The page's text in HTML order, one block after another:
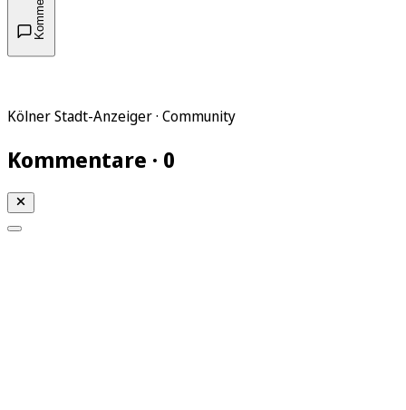
Kölner Stadt-Anzeiger · Community
Kommentare · 0